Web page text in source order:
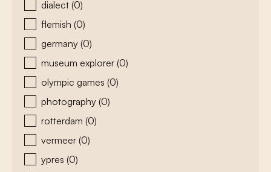
dialect (0)
flemish (0)
germany (0)
museum explorer (0)
olympic games (0)
photography (0)
rotterdam (0)
vermeer (0)
ypres (0)